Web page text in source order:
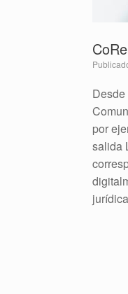
por
salida